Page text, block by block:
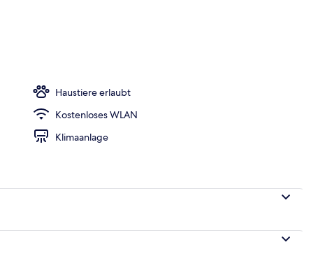
Haustiere erlaubt
Kostenloses WLAN
Klimaanlage